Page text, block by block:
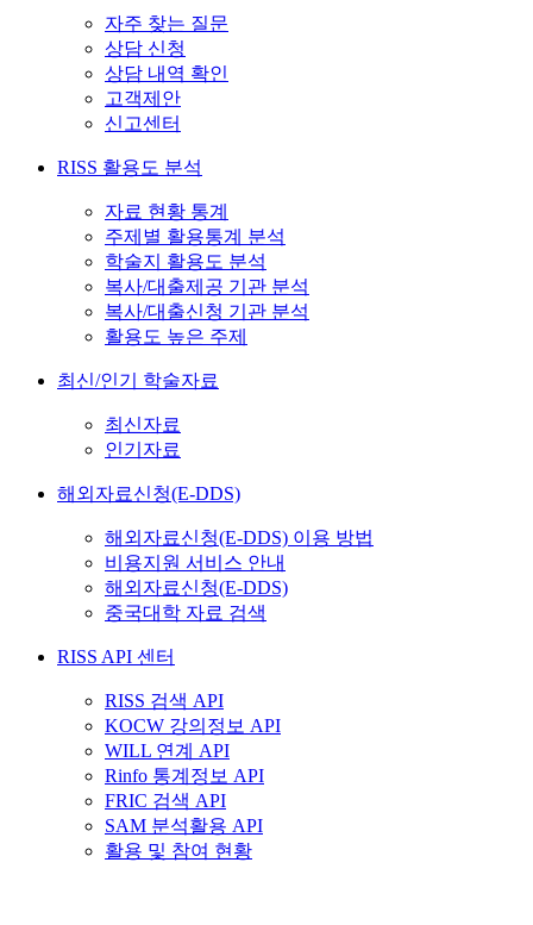
자주 찾는 질문
상담 신청
상담 내역 확인
고객제안
신고센터
RISS 활용도 분석
자료 현황 통계
주제별 활용통계 분석
학술지 활용도 분석
복사/대출제공 기관 분석
복사/대출신청 기관 분석
활용도 높은 주제
최신/인기 학술자료
최신자료
인기자료
해외자료신청(E-DDS)
해외자료신청(E-DDS) 이용 방법
비용지원 서비스 안내
해외자료신청(E-DDS)
중국대학 자료 검색
RISS API 센터
RISS 검색 API
KOCW 강의정보 API
WILL 연계 API
Rinfo 통계정보 API
FRIC 검색 API
SAM 분석활용 API
활용 및 참여 현황